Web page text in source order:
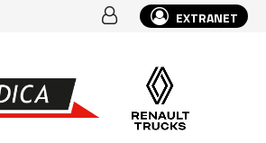
EXTRANET